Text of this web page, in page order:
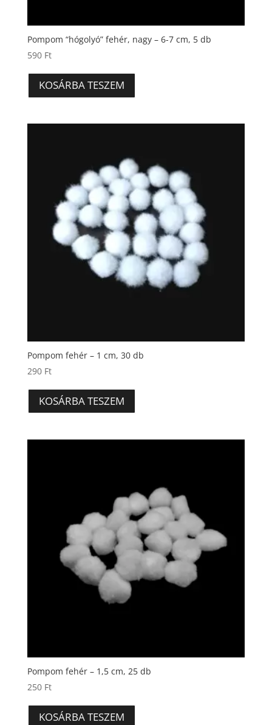
Pompom “hógolyó” fehér, nagy – 6-7 cm, 5 db
590 Ft
KOSÁRBA TESZEM
Pompom fehér – 1 cm, 30 db
290 Ft
KOSÁRBA TESZEM
Pompom fehér – 1,5 cm, 25 db
250 Ft
KOSÁRBA TESZEM